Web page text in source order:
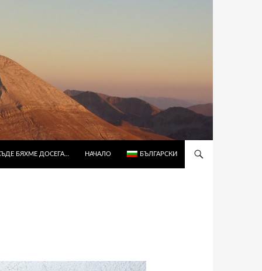
БЯХМЕ ДОСЕГА… НАЧАЛО БЪЛГАРСКИ